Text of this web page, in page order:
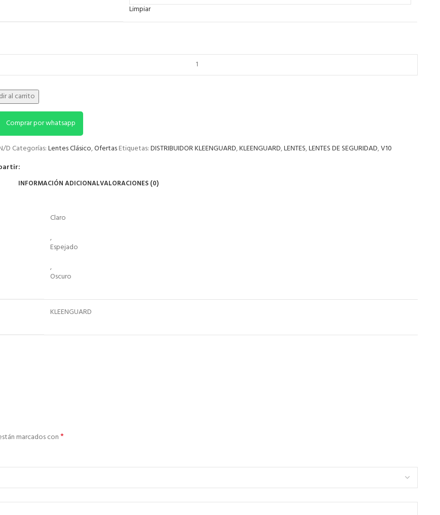
Limpiar
al carrito
Comprar por whatsapp
D Categorías:Lentes Clásico,OfertasEtiquetas:DISTRIBUIDOR KLEENGUARD,KLEENGUARD,LENTES,LENTES DE SEGURIDAD,V10
INFORMACIÓN ADICIONALVALORACIONES (0)
Claro
,
Espejado
,
Oscuro
KLEENGUARD
marcados con*